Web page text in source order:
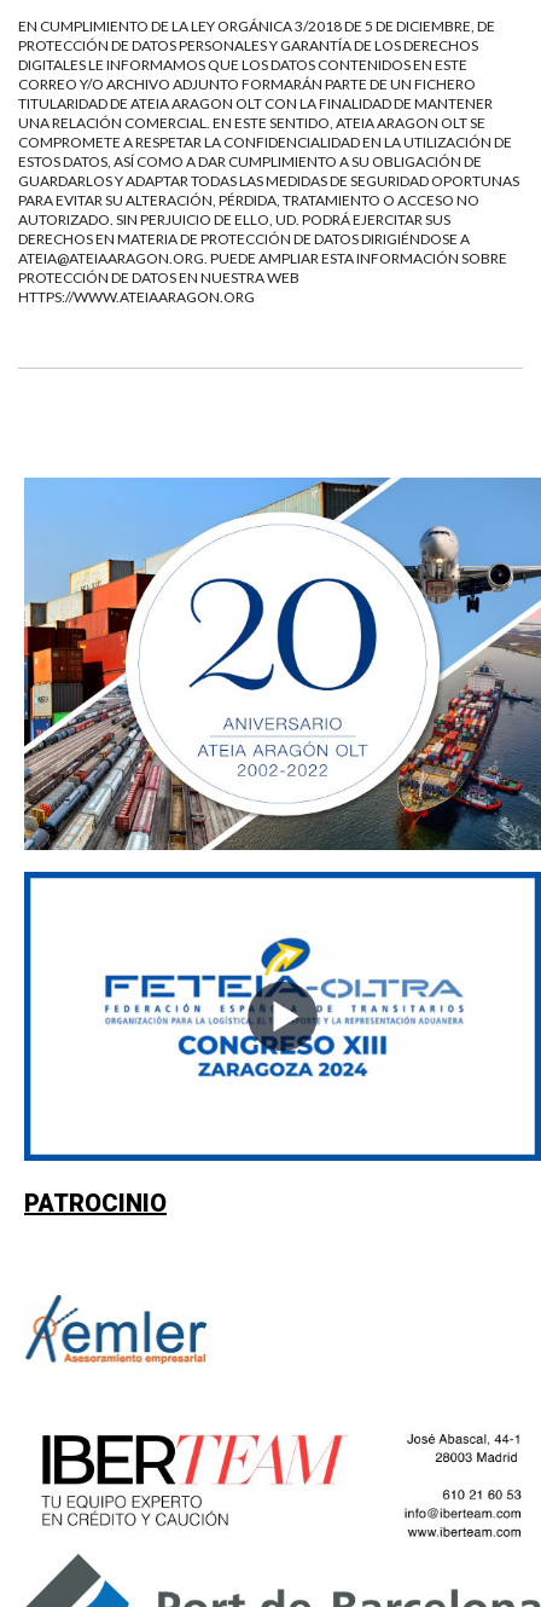
EN CUMPLIMIENTO DE LA LEY ORGÁNICA 3/2018 DE 5 DE DICIEMBRE, DE
PROTECCIÓN DE DATOS PERSONALES Y GARANTÍA DE LOS DERECHOS
DIGITALES LE INFORMAMOS QUE LOS DATOS CONTENIDOS EN ESTE
CORREO Y/O ARCHIVO ADJUNTO FORMARÁN PARTE DE UN FICHERO
TITULARIDAD DE ATEIA ARAGON OLT CON LA FINALIDAD DE MANTENER
UNA RELACIÓN COMERCIAL. EN ESTE SENTIDO, ATEIA ARAGON OLT SE
COMPROMETE A RESPETAR LA CONFIDENCIALIDAD EN LA UTILIZACIÓN DE
ESTOS DATOS, ASÍ COMO A DAR CUMPLIMIENTO A SU OBLIGACIÓN DE
GUARDARLOS Y ADAPTAR TODAS LAS MEDIDAS DE SEGURIDAD OPORTUNAS
PARA EVITAR SU ALTERACIÓN, PÉRDIDA, TRATAMIENTO O ACCESO NO
AUTORIZADO. SIN PERJUICIO DE ELLO, UD. PODRÁ EJERCITAR SUS
DERECHOS EN MATERIA DE PROTECCIÓN DE DATOS DIRIGIÉNDOSE A
ATEIA@ATEIAARAGON.ORG. PUEDE AMPLIAR ESTA INFORMACIÓN SOBRE
PROTECCIÓN DE DATOS EN NUESTRA WEB
HTTPS://WWW.ATEIAARAGON.ORG
PATROCINIO